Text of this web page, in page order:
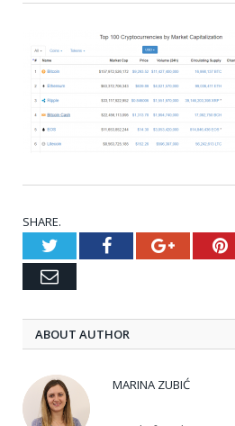
SHARE.
TwitterFacebookGoogle+
Email
ABOUT AUTHOR
MARINA ZUBIĆ